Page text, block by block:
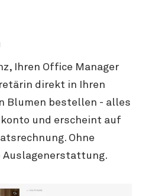
Ihren Office Manager
direkt in Ihren
Blumen bestellen - alles
und erscheint auf
Ohne
Auslagenerstattung.